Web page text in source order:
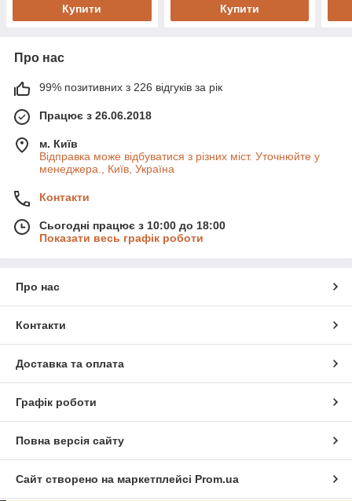
Купити Купити
Про нас
99% позитивних з 226 відгуків за рік
Працює з 26.06.2018
м. Київ
Відправка може відбуватися з різних міст. Уточнюйте у
менеджера., Київ, Україна
Контакти
Сьогодні працює з 10:00 до 18:00
Показати весь графік роботи
Про нас
Контакти
Доставка та оплата
Графік роботи
Повна версія сайту
Сайт створено на маркетплейсі Prom.ua